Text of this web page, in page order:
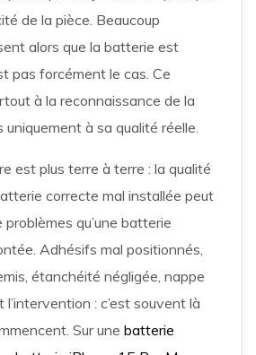
de la pièce. Beaucoup
alors que la batterie est
pas forcément le cas. Ce
à la reconnaissance de la
uniquement à sa qualité réelle.
est plus terre à terre : la qualité
correcte mal installée peut
qu’une batterie
Adhésifs mal positionnés,
étanchéité négligée, nappe
: c’est souvent là
Sur une batterie